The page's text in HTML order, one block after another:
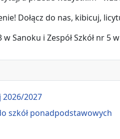
Dołącz do nas, kibicuj,
w Sanoku i Zespół Szkół nr 5
2027
szkół ponadpodstawowych